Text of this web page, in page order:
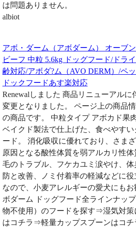
は問題ありません。
albiot
アボ・ダーム（アボダーム） オーブ
ビーフ 中粒 5.6kg ドッグフード/ドラ
齢対応/アボダ?ム（AVO DERM）/ペ
ドックフードあす楽対応
Renewalしました 商品リニューアル
変更となりました。 ページ上の商品
の商品です。 中粒タイプ アボカド果
ベイクド製法で仕上げた、食べやす
ード。 消化吸収に優れており、さま
原因となる酸性体質を弱アルカリ性
毛のトラブル、フケカユミ涙やけ、
防と改善、ノミ付着率の軽減などに
なので、小麦アレルギーの愛犬にも
ボダーム ドッグフード全ラインナッ
物不使用）のフードを探す⇒湿気対策
はコチラ⇒軽量カップスプーンはコ